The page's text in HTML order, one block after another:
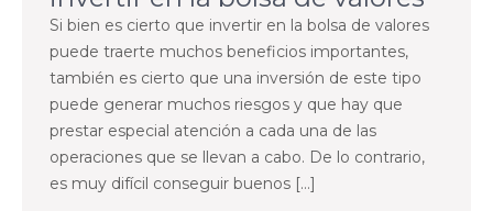
Si bien es cierto que invertir en la bolsa de valores
puede traerte muchos beneficios importantes,
también es cierto que una inversión de este tipo
puede generar muchos riesgos y que hay que
prestar especial atención a cada una de las
operaciones que se llevan a cabo. De lo contrario,
es muy difícil conseguir buenos […]